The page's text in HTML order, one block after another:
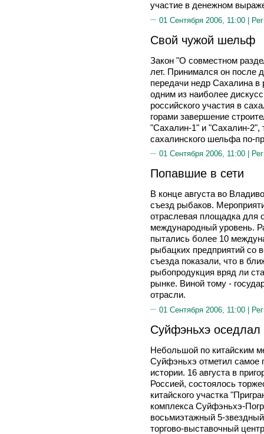
участие в денежном
01 Сентября 2006, 11:00 |
Свой чужой шельф
Закон "О совместном
лет. Принимался он после
передачи недр Сахалина
одним из наиболее
российского участия в
горами завершение
"Сахалин-1" и "Сахалин-2",
сахалинского шельфа по-
01 Сентября 2006, 11:00 |
Попавшие в сети
В конце августа во
съезд рыбаков.
отраслевая площадка для
международный уровень.
пытались более 10
рыбацких предприятий со
съезда показали, что в
рыбопродукция вряд ли
рынке. Виной тому -
отрасли.
01 Сентября 2006, 11:00 |
Суйфэньхэ оседлал
Небольшой по китайским
Суйфэньхэ отметил самое
истории. 16 августа в
Россией, состоялось
китайского участка
комплекса Суйфэньхэ-
восьмиэтажный 5-
торгово-выставочный